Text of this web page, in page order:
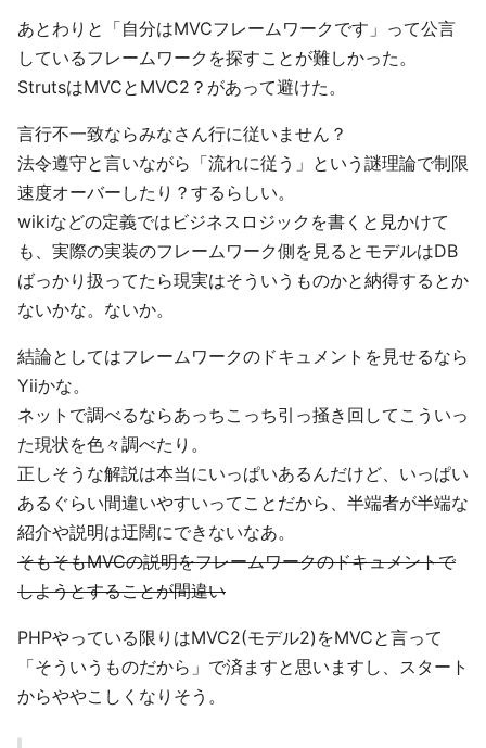
あとわりと「自分はMVCフレームワークです」って公言
しているフレームワークを探すことが難しかった。
StrutsはMVCとMVC2？があって避けた。
言行不一致ならみなさん行に従いません？
法令遵守と言いながら「流れに従う」という謎理論で制限
速度オーバーしたり？するらしい。
wikiなどの定義ではビジネスロジックを書くと見かけて
も、実際の実装のフレームワーク側を見るとモデルはDB
ばっかり扱ってたら現実はそういうものかと納得するとか
ないかな。ないか。
結論としてはフレームワークのドキュメントを見せるなら
Yiiかな。
ネットで調べるならあっちこっち引っ掻き回してこういっ
た現状を色々調べたり。
正しそうな解説は本当にいっぱいあるんだけど、いっぱい
あるぐらい間違いやすいってことだから、半端者が半端な
紹介や説明は迂闊にできないなあ。
そもそもMVCの説明をフレームワークのドキュメントで
しようとすることが間違い
PHPやっている限りはMVC2(モデル2)をMVCと言って
「そういうものだから」で済ますと思いますし、スタート
からややこしくなりそう。